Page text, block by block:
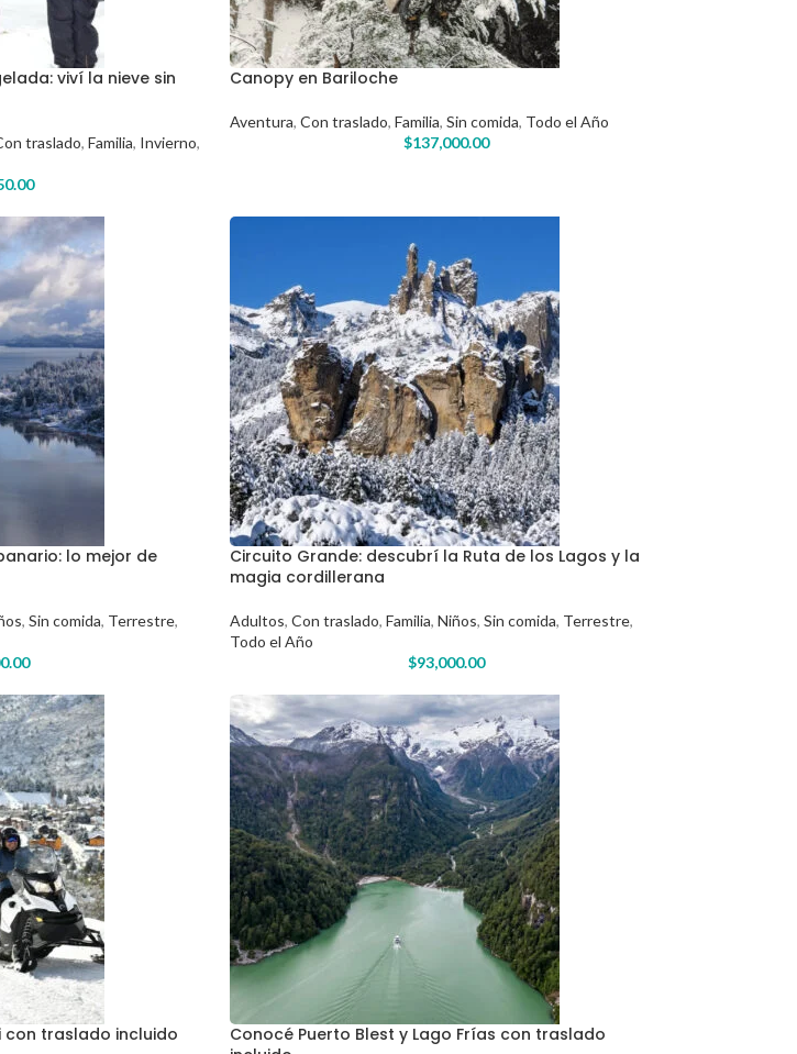
viví la nieve sin
traslado, Familia, Invierno,
Canopy en Bariloche
Aventura, Con traslado, Familia, Sin comida, Todo el Año
$137,000.00
lo mejor de
, Sin comida, Terrestre,
Circuito Grande: descubrí la Ruta de los Lagos y la
magia cordillerana
Adultos, Con traslado, Familia, Niños, Sin comida, Terrestre,
Todo el Año
$93,000.00
con traslado incluido
Conocé Puerto Blest y Lago Frías con traslado